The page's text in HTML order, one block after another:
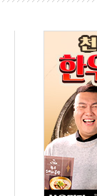
발표...김민석
...김민석 45.09%
...김민석 52.64%
한계·탄약 부족
폭우…강원 동해
미화원 수거차에
…60대 남성 2명 숨져